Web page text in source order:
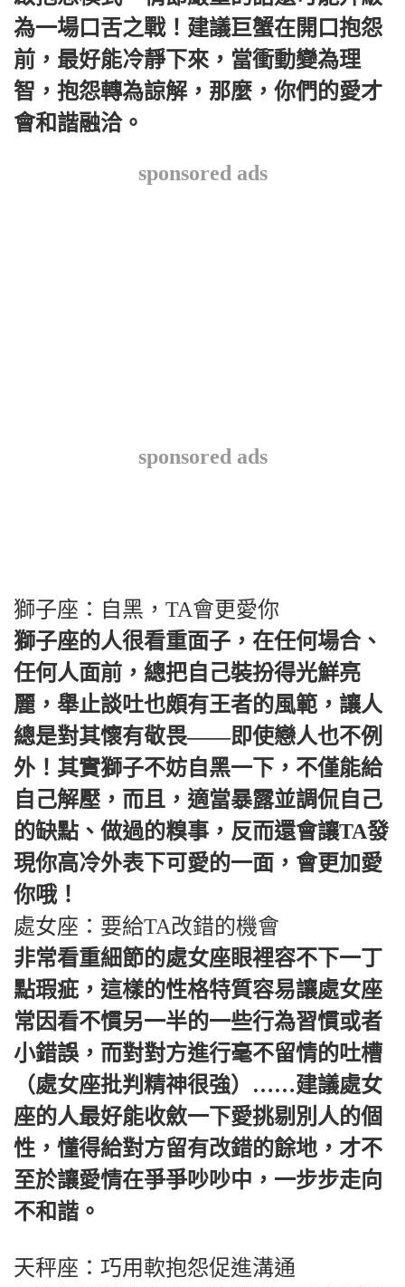
為一場口舌之戰！建議巨蟹在開口抱怨
前，最好能冷靜下來，當衝動變為理
智，抱怨轉為諒解，那麼，你們的愛才
會和諧融洽。
sponsored ads
sponsored ads
獅子座：自黑，TA會更愛你
獅子座的人很看重面子，在任何場合、
任何人面前，總把自己裝扮得光鮮亮
麗，舉止談吐也頗有王者的風範，讓人
總是對其懷有敬畏——即使戀人也不例
外！其實獅子不妨自黑一下，不僅能給
自己解壓，而且，適當暴露並調侃自己
的缺點、做過的糗事，反而還會讓TA發
現你高冷外表下可愛的一面，會更加愛
你哦！
處女座：要給TA改錯的機會
非常看重細節的處女座眼裡容不下一丁
點瑕疵，這樣的性格特質容易讓處女座
常因看不慣另一半的一些行為習慣或者
小錯誤，而對對方進行毫不留情的吐槽
（處女座批判精神很強）……建議處女
座的人最好能收斂一下愛挑剔別人的個
性，懂得給對方留有改錯的餘地，才不
至於讓愛情在爭爭吵吵中，一步步走向
不和諧。
天秤座：巧用軟抱怨促進溝通